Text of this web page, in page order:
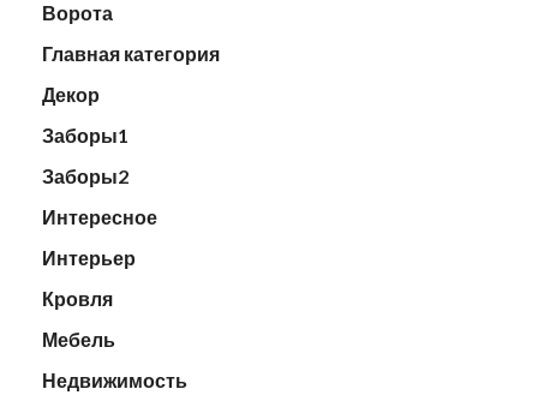
Ворота
Главная категория
Декор
Заборы1
Заборы2
Интересное
Интерьер
Кровля
Мебель
Недвижимость